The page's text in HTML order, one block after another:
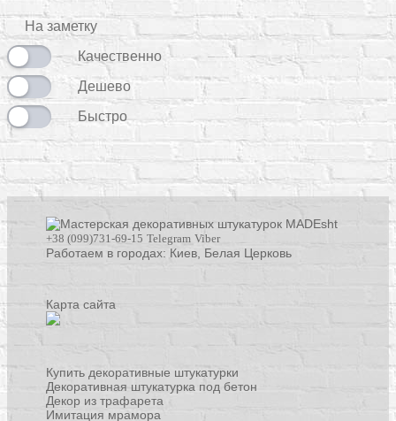
На заметку
Качественно
Дешево
Быстро
+38 (099)731-69-15 Telegram Viber
Работаем в городах: Киев, Белая Церковь
Карта сайта
Купить декоративные штукатурки
Декоративная штукатурка под бетон
Декор из трафарета
Имитация мрамора